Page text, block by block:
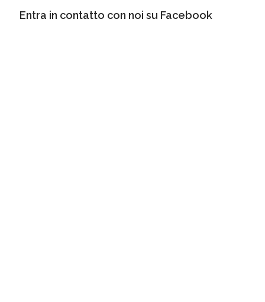
Entra in contatto con noi su Facebook